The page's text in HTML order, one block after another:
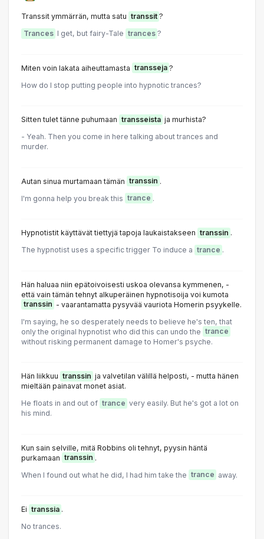
Transsit ymmärrän, mutta satu transsit ?
Trances I get, but fairy-Tale trances ?
Miten voin lakata aiheuttamasta transseja ?
How do I stop putting people into hypnotic trances?
Sitten tulet tänne puhumaan transseista ja murhista?
- Yeah. Then you come in here talking about trances and
murder.
Autan sinua murtamaan tämän transsin .
I'm gonna help you break this trance .
Hypnotistit käyttävät tiettyjä tapoja laukaistakseen transsin .
The hypnotist uses a specific trigger To induce a trance .
Hän haluaa niin epätoivoisesti uskoa olevansa kymmenen, -
että vain tämän tehnyt alkuperäinen hypnotisoija voi kumota
transsin - vaarantamatta pysyvää vauriota Homerin psyykelle.
I'm saying, he so desperately needs to believe he's ten, that
only the original hypnotist who did this can undo the trance
without risking permanent damage to Homer's psyche.
Hän liikkuu transsin ja valvetilan välillä helposti, - mutta hänen
mieltään painavat monet asiat.
He floats in and out of trance very easily. But he's got a lot on
his mind.
Kun sain selville, mitä Robbins oli tehnyt, pyysin häntä
purkamaan transsin .
When I found out what he did, I had him take the trance away.
Ei transsia .
No trances.